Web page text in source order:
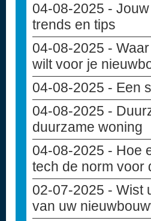
04-08-2025 -
trends en tips
04-08-2025 -
wilt voor je
04-08-2025 - Een
04-08-2025 -
duurzame woning
04-08-2025 - Hoe
tech de norm voor
02-07-2025 - Wist
van uw